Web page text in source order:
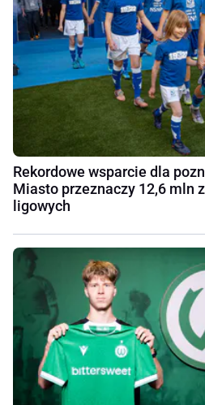
Rekordowe wsparcie dla
Miasto przeznaczy 12,6 mln
ligowych